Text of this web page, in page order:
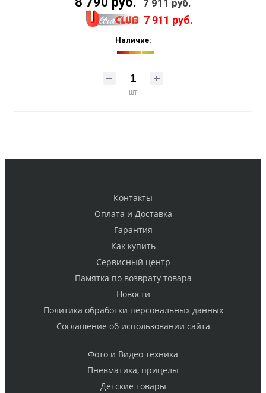
7 911 руб.
7 911 руб.
Наличие:
шт
Контакты
Оплата и Доставка
Гарантия
Как купить
Cервисный центр
Памятка по возврату товара
Новости
Политика обработки персональных данных
Cоглашение об использовании сайта
Фото и Видео техника
Пневматика, прицелы
Детские товары